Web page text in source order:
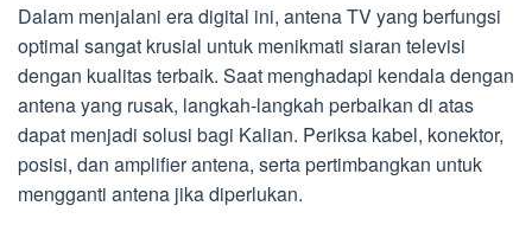
Dalam menjalani era digital ini, antena TV yang berfungsi
optimal sangat krusial untuk menikmati siaran televisi
dengan kualitas terbaik. Saat menghadapi kendala dengan
antena yang rusak, langkah-langkah perbaikan di atas
dapat menjadi solusi bagi Kalian. Periksa kabel, konektor,
posisi, dan amplifier antena, serta pertimbangkan untuk
mengganti antena jika diperlukan.